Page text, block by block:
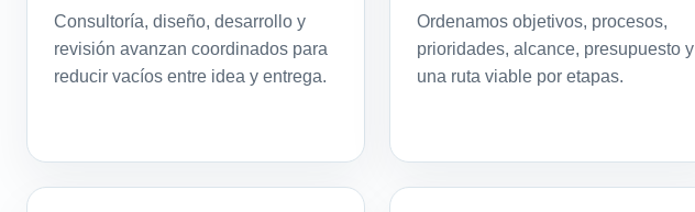
Consultoría, diseño, desarrollo y
revisión avanzan coordinados para
reducir vacíos entre idea y entrega.
Ordenamos objetivos, procesos,
prioridades, alcance, presupuesto y
una ruta viable por etapas.